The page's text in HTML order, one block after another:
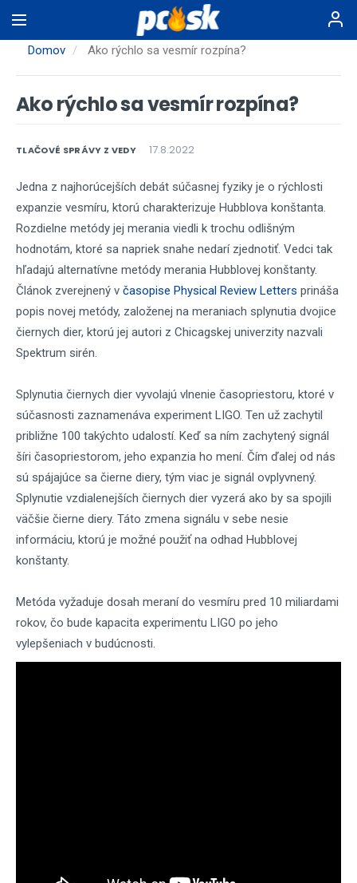
na
hlavnýDomov Ako rýchlo sa vesmír rozpína?
Ako rýchlo sa vesmír rozpína?
TLAČOVÉ SPRÁVY Z VEDY 17.8.2022
Jedna z najhorúcejších debát súčasnej fyziky je o rýchlosti
expanzie vesmíru, ktorú charakterizuje Hubblova konštanta.
Rozdielne metódy jej merania viedli k trochu odlišným
hodnotám, ktoré sa napriek snahe nedarí zjednotiť. Vedci tak
hľadajú alternatívne metódy merania Hubblovej konštanty.
Článok zverejnený v časopise Physical Review Letters prináša
popis novej metódy, založenej na meraniach splynutia dvojice
čiernych dier, ktorú jej autori z Chicagskej univerzity nazvali
Spektrum sirén.
Splynutia čiernych dier vyvolajú vlnenie časopriestoru, ktoré v
súčasnosti zaznamenáva experiment LIGO. Ten už zachytil
približne 100 takýchto udalostí. Keď sa ním zachytený signál
šíri časopriestorom, jeho expanzia ho mení. Čím ďalej od nás
sú spájajúce sa čierne diery, tým viac je signál ovplyvnený.
Splynutie vzdialenejších čiernych dier vyzerá ako by sa spojili
väčšie čierne diery. Táto zmena signálu v sebe nesie
informáciu, ktorú je možné použiť na odhad Hubblovej
konštanty.
Metóda vyžaduje dosah meraní do vesmíru pred 10 miliardami
rokov, čo bude kapacita experimentu LIGO po jeho
vylepšeniach v budúcnosti.